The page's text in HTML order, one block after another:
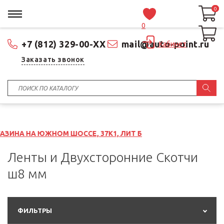
+7 (812) 329-00-XX mail@auto-point.ru
Заказать звонок
0
Кабинет
0
0
ШОССЕ, 37К1, ЛИТ Б
Ленты и Двухсторонние Скотчи
ш8 мм
ФИЛЬТРЫ